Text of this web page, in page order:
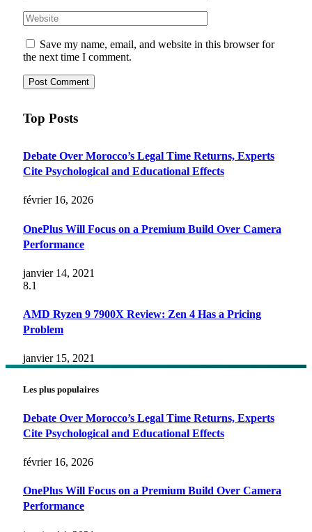
Save my name, email, and website in this browser for
the next time I comment.
Top Posts
Debate Over Morocco’s Legal Time Returns, Experts
Cite Psychological and Educational Effects
février 16, 2026
OnePlus Will Focus on a Premium Build Over Camera
Performance
janvier 14, 2021
8.1
AMD Ryzen 9 7900X Review: Zen 4 Has a Pricing
Problem
janvier 15, 2021
Les plus populaires
Debate Over Morocco’s Legal Time Returns, Experts
Cite Psychological and Educational Effects
février 16, 2026
OnePlus Will Focus on a Premium Build Over Camera
Performance